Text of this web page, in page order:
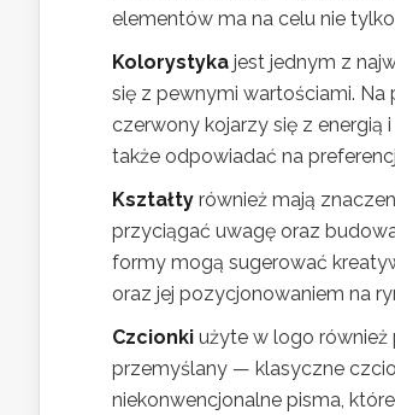
elementów ma na celu nie
Kolorystyka jest jednym z
się z pewnymi wartościami.
czerwony kojarzy się z energią
także odpowiadać na
Kształty również mają
przyciągać uwagę oraz
formy mogą sugerować
oraz jej pozycjonowaniem na
Czcionki użyte w logo
przemyślany — klasyczne
niekonwencjonalne pisma,